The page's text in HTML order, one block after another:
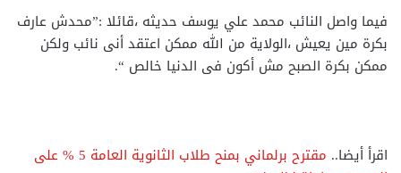
فيما واصل النائب محمد علي يوسف حديثه ،قائلا :”محدش عارف
بكرة مين يعيش ،الولاية من الله ممكن اعتقد أنى نائب ولكن
ممكن بكرة الصبح مش أكون فى الدنيا خالص “.
اقرأ أيضا..
مقترح برلماني بمنح طلاب الثانوية العامة 5 % على